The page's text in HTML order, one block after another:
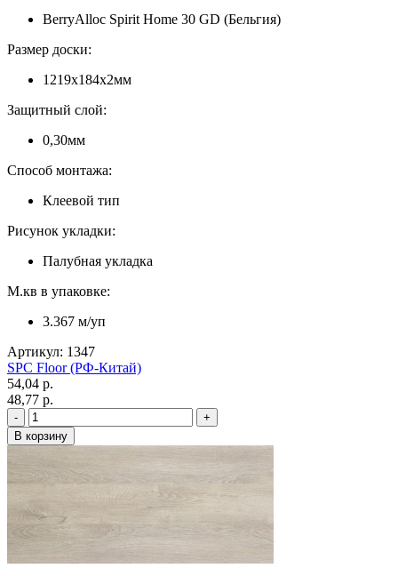
BerryAlloc Spirit Home 30 GD (Бельгия)
Размер доски:
1219х184х2мм
Защитный слой:
0,30мм
Способ монтажа:
Клеевой тип
Рисунок укладки:
Палубная укладка
М.кв в упаковке:
3.367 м/уп
Артикул: 1347
SPC Floor (РФ-Китай)
54,04 p.
48,77 p.